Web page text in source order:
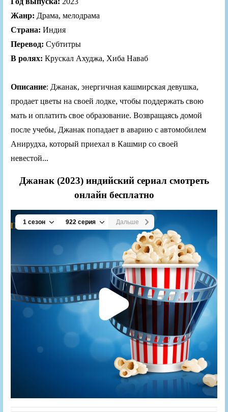
Жанр: Драма, мелодрама
Страна: Индия
Перевод: Субтитры
В ролях: Крускал Ахуджа, Хиба Наваб
Описание: Джанак, энергичная кашмирская девушка,
продает цветы на своей лодке, чтобы поддержать свою
мать и оплатить свое образование. Возвращаясь домой
после учебы, Джанак попадает в аварию с автомобилем
Анирудха, который приехал в Кашмир со своей
невестой...
Джанак (2023) индийский сериал смотреть
онлайн бесплатно